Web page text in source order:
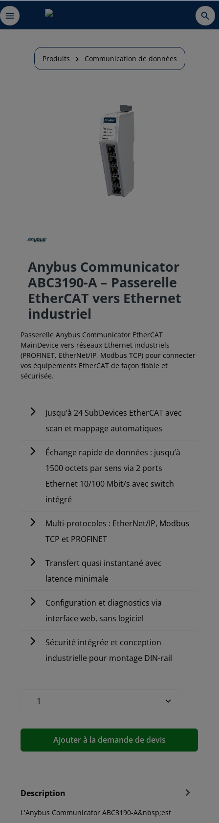
Produits Communication de données
Anybus Communicator
ABC3190-A – Passerelle
EtherCAT vers Ethernet
industriel
Passerelle Anybus Communicator EtherCAT
MainDevice vers réseaux Ethernet industriels
(PROFINET, EtherNet/IP, Modbus TCP) pour connecter
vos équipements EtherCAT de façon fiable et
sécurisée.
Jusqu’à 24 SubDevices EtherCAT avec
scan et mappage automatiques
Échange rapide de données : jusqu’à
1500 octets par sens via 2 ports
Ethernet 10/100 Mbit/s avec switch
intégré
Multi-protocoles : EtherNet/IP, Modbus
TCP et PROFINET
Transfert quasi instantané avec
latence minimale
Configuration et diagnostics via
interface web, sans logiciel
Sécurité intégrée et conception
industrielle pour montage DIN-rail
Ajouter à la demande de devis
Description
L'Anybus Communicator ABC3190-A&nbsp;est